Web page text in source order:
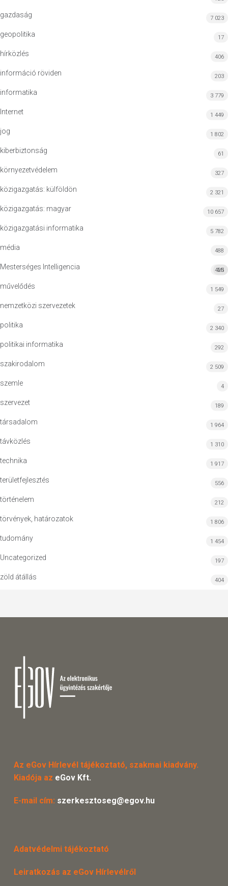
gazdaság 7 023
geopolitika 17
hírközlés 406
információ röviden 203
informatika 3 779
Internet 1 449
jog 1 802
kiberbiztonság 61
környezetvédelem 327
közigazgatás: külföldön 2 321
közigazgatás: magyar 10 657
közigazgatási informatika 5 782
média 488
Mesterséges Intelligencia MI
425
művelődés 1 549
nemzetközi szervezetek 27
politika 2 340
politikai informatika 292
szakirodalom 2 509
szemle 4
szervezet 189
társadalom 1 964
távközlés 1 310
technika 1 917
területfejlesztés 556
történelem 212
törvények, határozatok 1 806
tudomány 1 454
Uncategorized 197
zöld átállás 404
Az eGov Hírlevél tájékoztató, szakmai kiadvány.
Kiadója az eGov Kft.
E-mail cím: szerkesztoseg@egov.hu
Adatvédelmi tájékoztató
Leiratkozás az eGov Hírlevélről